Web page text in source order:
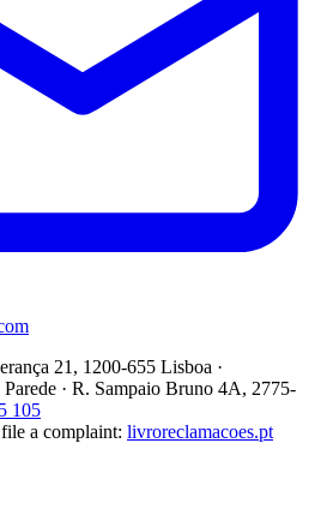
21, 1200-655 Lisboa ·
· R. Sampaio Bruno 4A, 2775-
105
a complaint: livroreclamacoes.pt